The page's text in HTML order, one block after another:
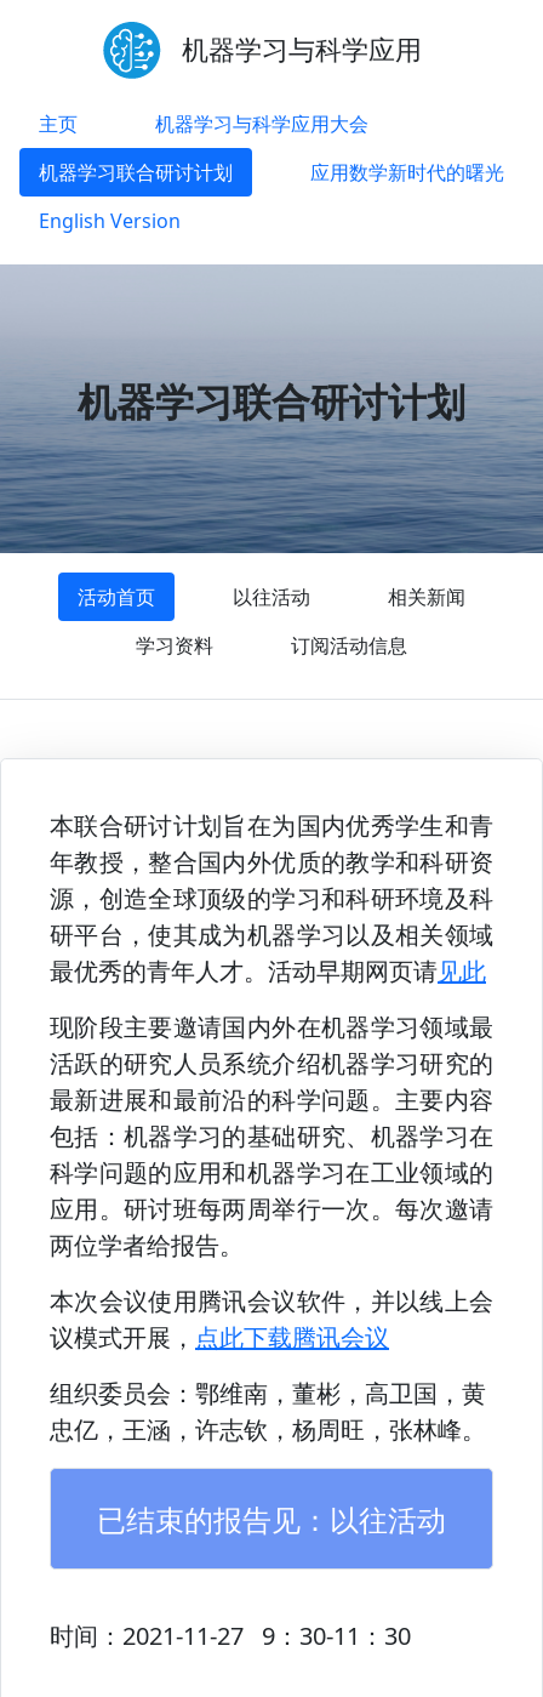
机器学习与科学应用
主页
机器学习与科学应用大会
机器学习联合研讨计划
应用数学新时代的曙光
English Version
机器学习联合研讨计划
活动首页 以往活动
相关新闻
学习资料
订阅活动信息
本联合研讨计划旨在为国内优秀学生和青
年教授，整合国内外优质的教学和科研资
源，创造全球顶级的学习和科研环境及科
研平台，使其成为机器学习以及相关领域
最优秀的青年人才。活动早期网页请见此
现阶段主要邀请国内外在机器学习领域最
活跃的研究人员系统介绍机器学习研究的
最新进展和最前沿的科学问题。主要内容
包括：机器学习的基础研究、机器学习在
科学问题的应用和机器学习在工业领域的
应用。研讨班每两周举行一次。每次邀请
两位学者给报告。
本次会议使用腾讯会议软件，并以线上会
议模式开展， 点此下载腾讯会议
组织委员会： 鄂维南，董彬，高卫国，黄
忠亿，王涵，许志钦，杨周旺，张林峰。
已结束的报告见： 以往活动
时间： 2021-11-27 9：30-11：30